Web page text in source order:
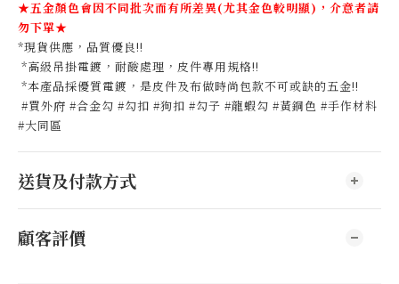
★五金顏色會因不同批次而有所差異(尤其金色較明顯)，介意者請
勿下單★
*現貨供應，品質優良!!
*高級吊掛電鍍，耐酸處理，皮件專用規格!!
*本產品採優質電鍍，是皮件及布做時尚包款不可或缺的五金!!
#買外府 #合金勾 #勾扣 #狗扣 #勾子 #龍蝦勾 #黃銅色 #手作材料
#大同區
送貨及付款方式
顧客評價